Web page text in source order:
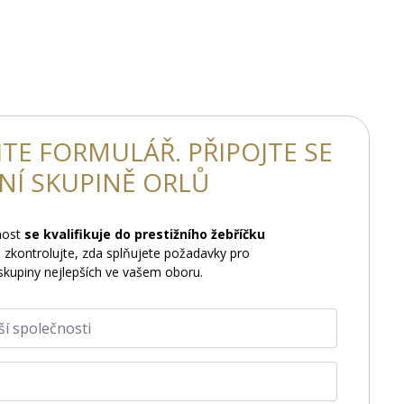
FORMULÁŘ. PŘIPOJTE SE
SKUPINĚ ORLŮ
se kvalifikuje do prestižního žebříčku
zkontrolujte, zda splňujete požadavky pro
nejlepších ve vašem oboru.